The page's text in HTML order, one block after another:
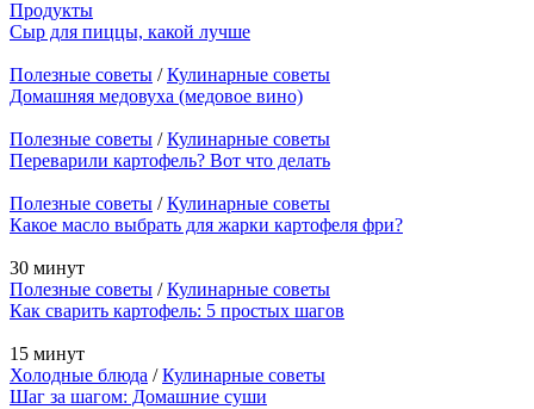
Продукты
Сыр для пиццы, какой лучше
Полезные советы /Кулинарные советы
Домашняя медовуха (медовое вино)
Полезные советы /Кулинарные советы
Переварили картофель? Вот что делать
Полезные советы /Кулинарные советы
Какое масло выбрать для жарки картофеля фри?
30 минут
Полезные советы /Кулинарные советы
Как сварить картофель: 5 простых шагов
15 минут
Холодные блюда /Кулинарные советы
Шаг за шагом: Домашние суши